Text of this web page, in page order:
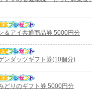
＆アイ共通商品券 5000円分
ンダッツギフト券(10個分)
どりのギフト券 5000円分